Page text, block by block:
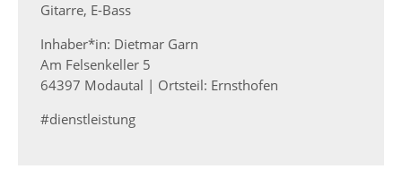
Gitarre, E-Bass
Inhaber*in: Dietmar Garn
Am Felsenkeller 5
64397 Modautal | Ortsteil: Ernsthofen
#dienstleistung